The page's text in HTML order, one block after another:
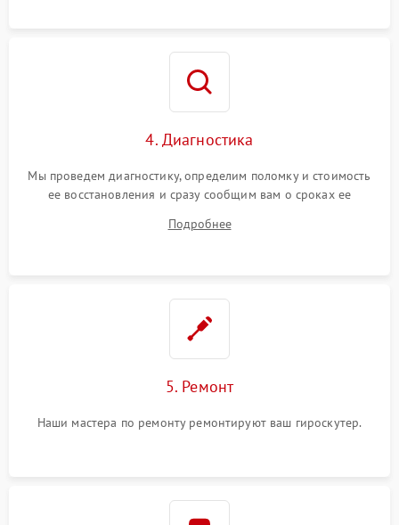
4. Диагностика
Мы проведем диагностику, определим поломку и стоимость
ее восстановления и сразу сообщим вам о сроках ее
Подробнее
5. Ремонт
Наши мастера по ремонту ремонтируют ваш гироскутер.